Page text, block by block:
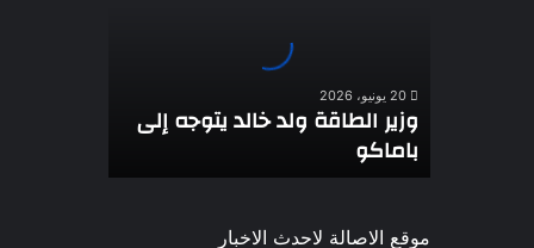
20 يونيو، 2026
وزير الطاقة ولد خالد يتوجه إلى
باماكو
موقع الاصالة لاحدث الاخبار